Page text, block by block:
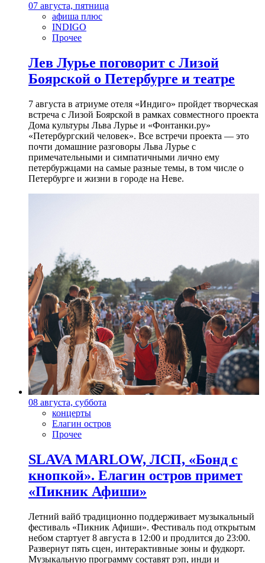
07 августа, пятница
афиша плюс
INDIGO
Прочее
Лев Лурье поговорит с Лизой
Боярской о Петербурге и театре
7 августа в атриуме отеля «Индиго» пройдет творческая
встреча с Лизой Боярской в рамках совместного проекта
Дома культуры Льва Лурье и «Фонтанки.ру»
«Петербургский человек». Все встречи проекта — это
почти домашние разговоры Льва Лурье с
примечательными и симпатичными лично ему
петербуржцами на самые разные темы, в том числе о
Петербурге и жизни в городе на Неве.
08 августа, суббота
концерты
Елагин остров
Прочее
SLAVA MARLOW, ЛСП, «Бонд с
кнопкой». Елагин остров примет
«Пикник Афиши»
Летний вайб традиционно поддерживает музыкальный
фестиваль «Пикник Афиши». Фестиваль под открытым
небом стартует 8 августа в 12:00 и продлится до 23:00.
Развернут пять сцен, интерактивные зоны и фудкорт.
Музыкальную программу составят рэп, инди и